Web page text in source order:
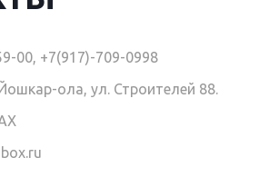
00, +7(917)-709-0998
ола, ул. Строителей 88.